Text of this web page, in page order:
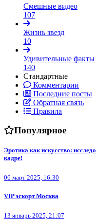
Смешные видео
107
Жизнь звезд
10
Удивительные факты
140
Стандартные
Комментарии
Последние посты
Обратная связь
Правила
Популярное
Эротика как искусство:
кадре!
06 март 2025, 16:30
VIP эскорт Москва
13 январь 2025, 21:07